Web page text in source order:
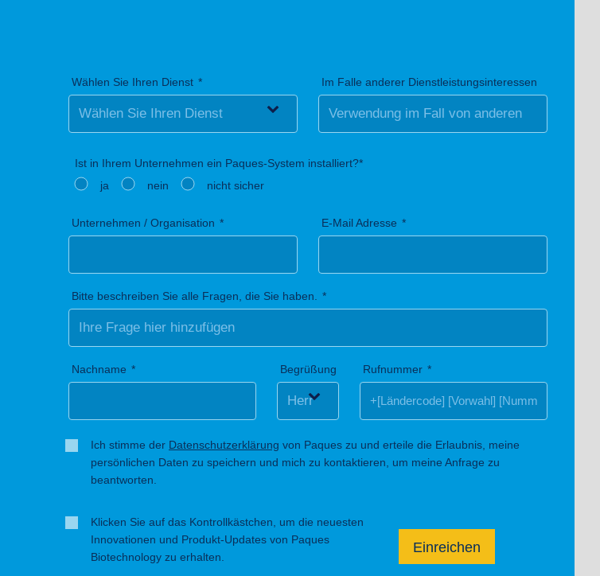
Wählen Sie Ihren Dienst Im Falle anderer Dienstleistungsinteressen
Ist in Ihrem Unternehmen ein Paques-System installiert?*
ja
nein nicht sicher
Unternehmen / Organisation E-Mail Adresse
Bitte beschreiben Sie alle Fragen, die Sie haben.
Nachname Begrüßung Rufnummer
Ich stimme der Datenschutzerklärung von Paques zu und erteile die Erlaubnis, meine
persönlichen Daten zu speichern und mich zu kontaktieren, um meine Anfrage zu
beantworten.
Klicken Sie auf das Kontrollkästchen, um die neuesten
Innovationen und Produkt-Updates von Paques
Biotechnology zu erhalten.
Einreichen